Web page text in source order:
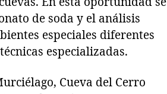
de soda y el análisis
especiales diferentes
especializadas.
Cueva del Cerro